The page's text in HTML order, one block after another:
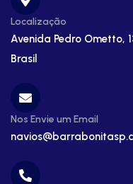
Localização
Avenida Pedro Ometto,
Brasil
Nos Envie um Email